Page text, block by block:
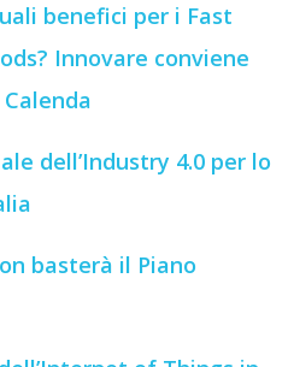
benefici per i Fast
Innovare conviene
dell’Industry 4.0 per lo
basterà il Piano